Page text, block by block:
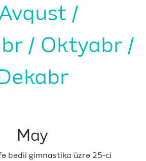
Oktyabr
May
bədii gimnastika üzrə 25-ci